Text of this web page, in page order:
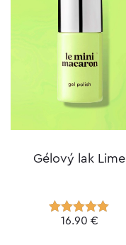
Gélový lak Lime
Hodnotenie
16.90 €